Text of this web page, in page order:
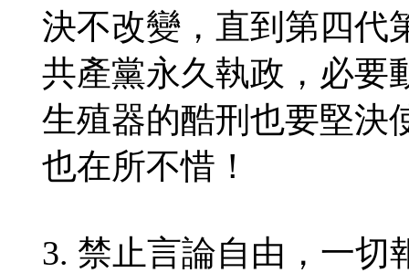
決不改變，直到第四代
共產黨永久執政，必要
生殖器的酷刑也要堅決
也在所不惜！
3. 禁止言論自由，一切